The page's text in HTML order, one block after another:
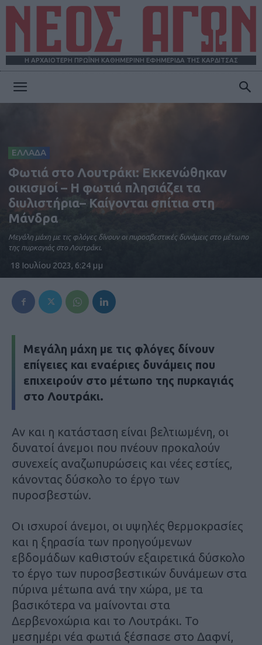
Η ΑΡΧΑΙΟΤΕΡΗ ΠΡΩΪΝΗ ΚΑΘΗΜΕΡΙΝΗ ΕΦΗΜΕΡΙΔΑ ΤΗΣ ΚΑΡΔΙΤΣΑΣ
ΕΛΛΑΔΑ
Φωτιά στο Λουτράκι: Εκκενώθηκαν
οικισμοί – H φωτιά πλησιάζει τα
διυλιστήρια– Καίγονται σπίτια στη
Μάνδρα
Μεγάλη μάχη με τις φλόγες δίνουν οι πυροσβεστικές δυνάμεις στο μέτωπο
της πυρκαγιάς στο Λουτράκι.
18 Ιουλίου 2023, 6:24 μμ
Μεγάλη μάχη με τις φλόγες δίνουν
επίγειες και εναέριες δυνάμεις που
επιχειρούν στο μέτωπο της πυρκαγιάς
στο Λουτράκι.
Αν και η κατάσταση είναι βελτιωμένη, οι
δυνατοί άνεμοι που πνέουν προκαλούν
συνεχείς αναζωπυρώσεις και νέες εστίες,
κάνοντας δύσκολο το έργο των
πυροσβεστών.
Οι ισχυροί άνεμοι, οι υψηλές θερμοκρασίες
και η ξηρασία των προηγούμενων
εβδομάδων καθιστούν εξαιρετικά δύσκολο
το έργο των πυροσβεστικών δυνάμεων στα
πύρινα μέτωπα ανά την χώρα, με τα
βασικότερα να μαίνονται στα
Δερβενοχώρια και το Λουτράκι. Το
μεσημέρι νέα φωτιά ξέσπασε στο Δαφνί,